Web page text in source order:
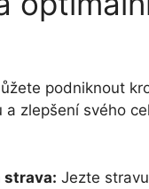
podniknout
a zlepšení svého
strava: Jezte